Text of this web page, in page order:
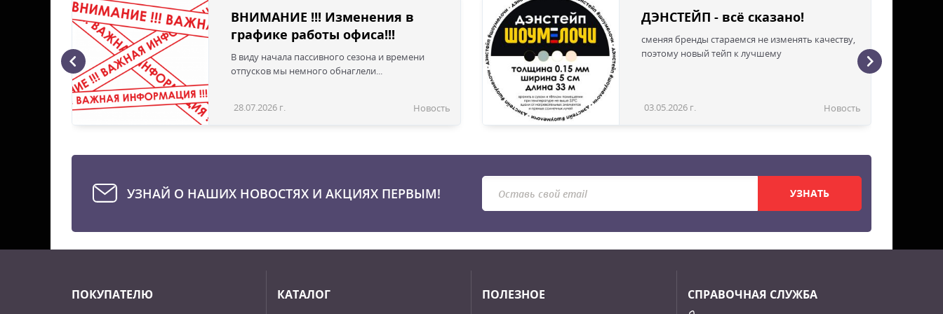
ВНИМАНИЕ !!! Изменения в
графике работы офиса!!!
В виду начала пассивного сезона и времени
отпусков мы немного обнаглели...
28.07.2026 г. Новость
ДЭНСТЕЙП - всё сказано!
сменяя бренды стараемся не изменять качеству,
поэтому новый тейп к лучшему
03.05.2026 г. Новость
УЗНАЙ О НАШИХ НОВОСТЯХ И АКЦИЯХ ПЕРВЫМ! УЗНАТЬ
ПОКУПАТЕЛЮ КАТАЛОГ ПОЛЕЗНОЕ СПРАВОЧНАЯ СЛУЖБА